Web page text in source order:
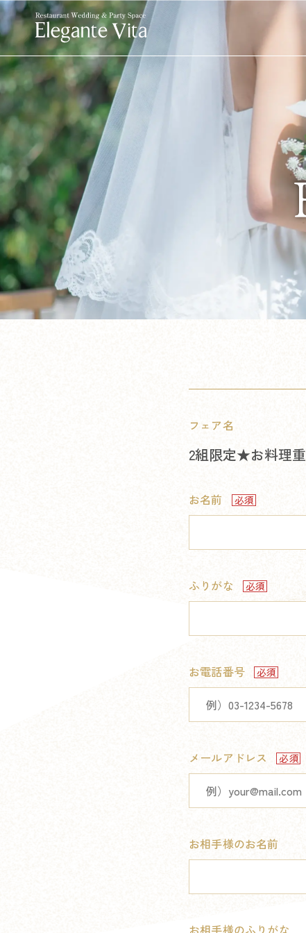
フェア名
2組限定★お料理
お名前
ふりがな
お電話番号
メールアドレス
お相手様のお名前
お相手様のふりがな